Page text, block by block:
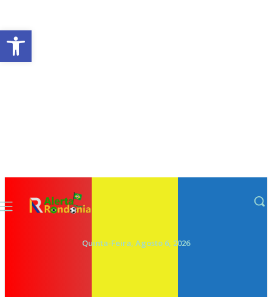
Quinta-Feira, Agosto 6, 2026
Abrir a barra de ferramentas